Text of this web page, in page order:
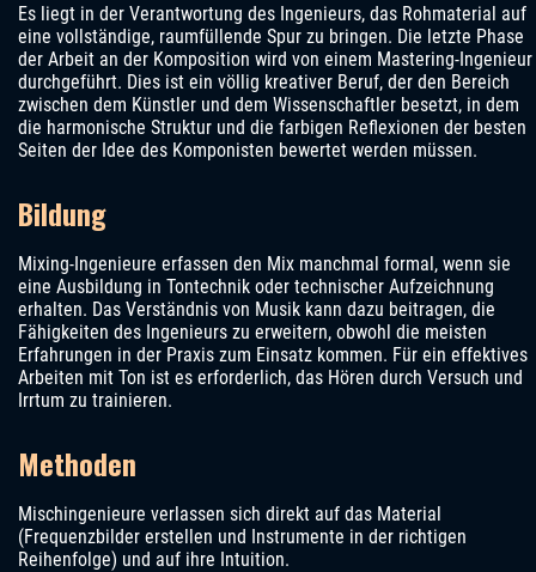
Es liegt in der Verantwortung des Ingenieurs, das Rohmaterial auf
eine vollständige, raumfüllende Spur zu bringen. Die letzte Phase
der Arbeit an der Komposition wird von einem Mastering-Ingenieur
durchgeführt. Dies ist ein völlig kreativer Beruf, der den Bereich
zwischen dem Künstler und dem Wissenschaftler besetzt, in dem
die harmonische Struktur und die farbigen Reflexionen der besten
Seiten der Idee des Komponisten bewertet werden müssen.
Bildung
Mixing-Ingenieure erfassen den Mix manchmal formal, wenn sie
eine Ausbildung in Tontechnik oder technischer Aufzeichnung
erhalten. Das Verständnis von Musik kann dazu beitragen, die
Fähigkeiten des Ingenieurs zu erweitern, obwohl die meisten
Erfahrungen in der Praxis zum Einsatz kommen. Für ein effektives
Arbeiten mit Ton ist es erforderlich, das Hören durch Versuch und
Irrtum zu trainieren.
Methoden
Mischingenieure verlassen sich direkt auf das Material
(Frequenzbilder erstellen und Instrumente in der richtigen
Reihenfolge) und auf ihre Intuition.